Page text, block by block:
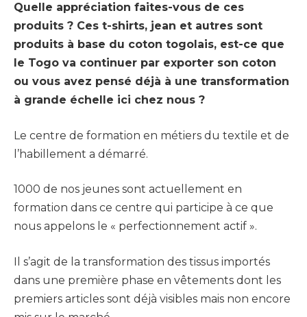
Quelle appréciation faites-vous de ces
produits ? Ces t-shirts, jean et autres sont
produits à base du coton togolais, est-ce que
le Togo va continuer par exporter son coton
ou vous avez pensé déjà à une transformation
à grande échelle ici chez nous ?
Le centre de formation en métiers du textile et de
l’habillement a démarré.
1000 de nos jeunes sont actuellement en
formation dans ce centre qui participe à ce que
nous appelons le « perfectionnement actif ».
Il s’agit de la transformation des tissus importés
dans une première phase en vêtements dont les
premiers articles sont déjà visibles mais non encore